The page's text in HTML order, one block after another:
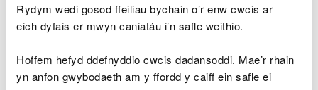
Rydym wedi gosod ffeiliau bychain o’r enw cwcis ar
eich dyfais er mwyn caniatáu i’n safle weithio.
Hoffem hefyd ddefnyddio cwcis dadansoddi. Mae’r rhain
yn anfon gwybodaeth am y ffordd y caiff ein safle ei
hazardous waste in sealed bags.
Lawrlwythiadau dogfennau